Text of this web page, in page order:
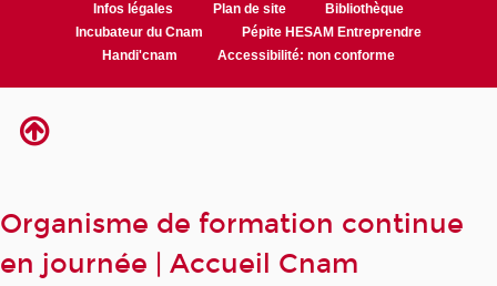
Infos légales
Plan de site
Bibliothèque
Incubateur du Cnam
Pépite HESAM Entreprendre
Handi'cnam
Accessibilité: non conforme
Organisme de formation continue
en journée | Accueil Cnam